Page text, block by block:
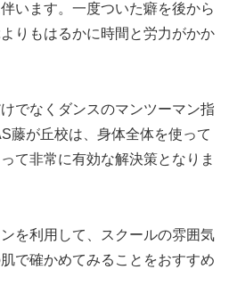
います。一度ついた癖を後から
りもはるかに時間と労力がかか
でなくダンスのマンツーマン指
藤が丘校は、身体全体を使って
て非常に有効な解決策となりま
を利用して、スクールの雰囲気
で確かめてみることをおすすめ